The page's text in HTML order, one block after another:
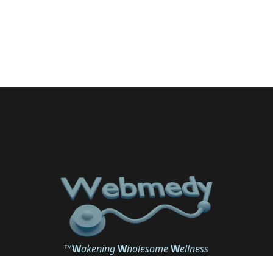
WakeningWholesomeWellness
™